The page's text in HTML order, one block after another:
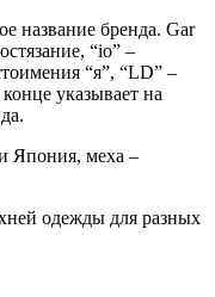
название бренда. Gar
“io” –
“я”, “LD” –
указывает на
Япония, меха –
одежды для разных